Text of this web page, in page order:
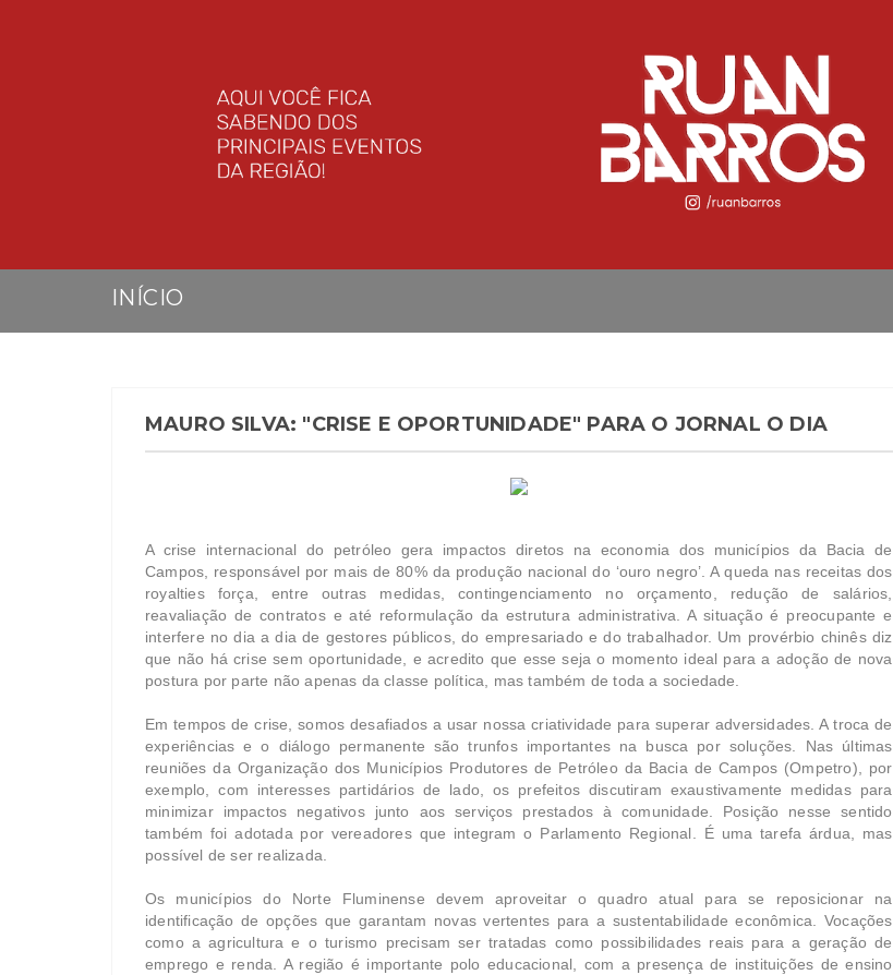
INÍCIO
MAURO SILVA: "CRISE E OPORTUNIDADE" PARA O JORNAL O DIA
A crise internacional do petróleo gera impactos diretos na economia dos municípios da Bacia de
Campos, responsável por mais de 80% da produção nacional do ‘ouro negro’. A queda nas receitas dos
royalties força, entre outras medidas, contingenciamento no orçamento, redução de salários,
reavaliação de contratos e até reformulação da estrutura administrativa. A situação é preocupante e
interfere no dia a dia de gestores públicos, do empresariado e do trabalhador. Um provérbio chinês diz
que não há crise sem oportunidade, e acredito que esse seja o momento ideal para a adoção de nova
postura por parte não apenas da classe política, mas também de toda a sociedade.
Em tempos de crise, somos desafiados a usar nossa criatividade para superar adversidades. A troca de
experiências e o diálogo permanente são trunfos importantes na busca por soluções. Nas últimas
reuniões da Organização dos Municípios Produtores de Petróleo da Bacia de Campos (Ompetro), por
exemplo, com interesses partidários de lado, os prefeitos discutiram exaustivamente medidas para
minimizar impactos negativos junto aos serviços prestados à comunidade. Posição nesse sentido
também foi adotada por vereadores que integram o Parlamento Regional. É uma tarefa árdua, mas
possível de ser realizada.
Os municípios do Norte Fluminense devem aproveitar o quadro atual para se reposicionar na
identificação de opções que garantam novas vertentes para a sustentabilidade econômica. Vocações
como a agricultura e o turismo precisam ser tratadas como possibilidades reais para a geração de
emprego e renda. A região é importante polo educacional, com a presença de instituições de ensino